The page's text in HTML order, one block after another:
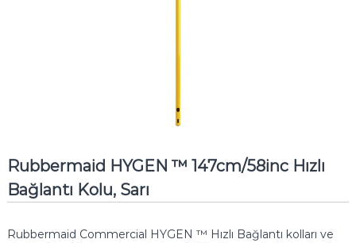
Rubbermaid HYGEN ™ 147cm/58inc Hızlı
Bağlantı Kolu, Sarı
Rubbermaid Commercial HYGEN ™ Hızlı Bağlantı kolları ve